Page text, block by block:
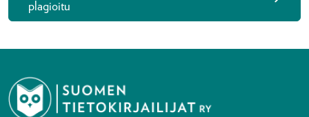
plagioitu